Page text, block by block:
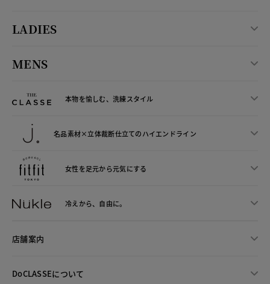
LADIES
MENS
本物を愉しむ、洗練スタイル
名品素材×立体裁断仕立てのハイエンドライン
女性を足元から元気にする
冷えから、 自由に。
店舗案内
DoCLASSEについて